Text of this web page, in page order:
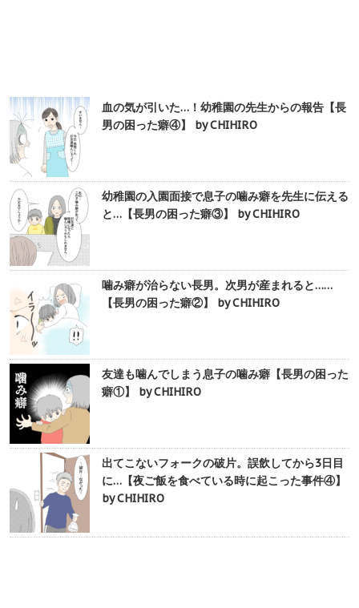
血の気が引いた…！幼稚園の先生からの報告【長
男の困った癖④】 by CHIHIRO
幼稚園の入園面接で息子の噛み癖を先生に伝える
と…【長男の困った癖③】 by CHIHIRO
噛み癖が治らない長男。次男が産まれると……
【長男の困った癖②】 by CHIHIRO
友達も噛んでしまう息子の噛み癖【長男の困った
癖①】 by CHIHIRO
出てこないフォークの破片。誤飲してから3日目
に…【夜ご飯を食べている時に起こった事件④】
by CHIHIRO